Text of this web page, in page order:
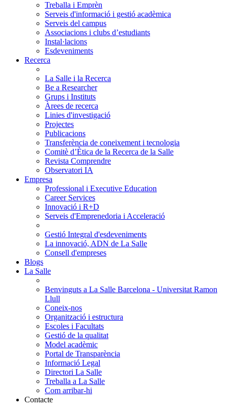
Treballa i Emprèn
Serveis d'informació i gestió acadèmica
Serveis del campus
Associacions i clubs d’estudiants
Instal·lacions
Esdeveniments
Recerca
La Salle i la Recerca
Be a Researcher
Grups i Instituts
Àrees de recerca
Linies d'investigació
Projectes
Publicacions
Transferència de coneixement i tecnologia
Comitè d’Ètica de la Recerca de la Salle
Revista Comprendre
Observatori IA
Empresa
Professional i Executive Education
Career Services
Innovació i R+D
Serveis d'Emprenedoria i Acceleració
Gestió Integral d'esdeveniments
La innovació, ADN de La Salle
Consell d'empreses
Blogs
La Salle
Benvinguts a La Salle Barcelona - Universitat Ramon
Llull
Coneix-nos
Organització i estructura
Escoles i Facultats
Gestió de la qualitat
Model acadèmic
Portal de Transparència
Informació Legal
Directori La Salle
Treballa a La Salle
Com arribar-hi
Contacte